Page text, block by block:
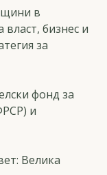
в
бизнес и
за
фонд за
и
Велика